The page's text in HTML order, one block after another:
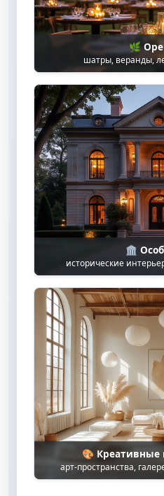
🌿
шатры, веранды,
🏛️
исторические
🎨 Креативные
арт-пространства,